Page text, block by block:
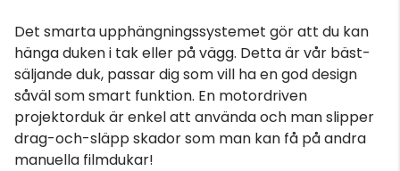
Det smarta upphängningssystemet gör att du kan
hänga duken i tak eller på vägg. Detta är vår bäst-
säljande duk, passar dig som vill ha en god design
såväl som smart funktion. En motordriven
projektorduk är enkel att använda och man slipper
drag-och-släpp skador som man kan få på andra
manuella filmdukar!